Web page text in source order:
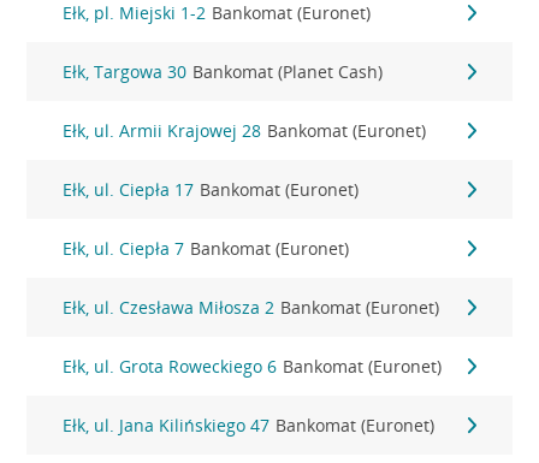
Ełk, pl. Miejski 1-2 Bankomat (Euronet)
Ełk, Targowa 30 Bankomat (Planet Cash)
Ełk, ul. Armii Krajowej 28 Bankomat (Euronet)
Ełk, ul. Ciepła 17 Bankomat (Euronet)
Ełk, ul. Ciepła 7 Bankomat (Euronet)
Ełk, ul. Czesława Miłosza 2 Bankomat (Euronet)
Ełk, ul. Grota Roweckiego 6 Bankomat (Euronet)
Ełk, ul. Jana Kilińskiego 47 Bankomat (Euronet)